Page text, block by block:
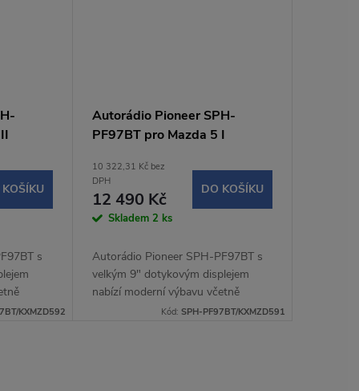
s
aKXMZD592
Autorádio Pioneer SPH-
PF97BT pro Mazda 5 I
10 322,31 Kč bez
DPH
12 490 Kč
Skladem 2 ks
DO KOŠÍKU
Autorádio Pioneer SPH-PF97BT s
velkým 9" dotykovým displejem
nabízí moderní výbavu včetně
bezdrátového Apple CarPlay a
Kód: SPH-PF97BT/KXMZD591